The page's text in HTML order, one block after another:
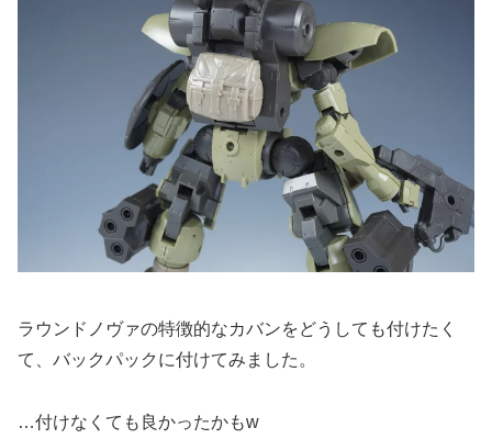
ラウンドノヴァの特徴的なカバンをどうしても付けたく
て、バックパックに付けてみました。
…付けなくても良かったかもw